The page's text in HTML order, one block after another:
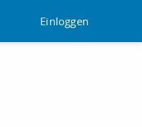
Einloggen